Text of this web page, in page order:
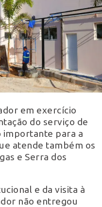
em exercício
do serviço de
importante para a
atende também os
e Serra dos
e da visita à
não entregou